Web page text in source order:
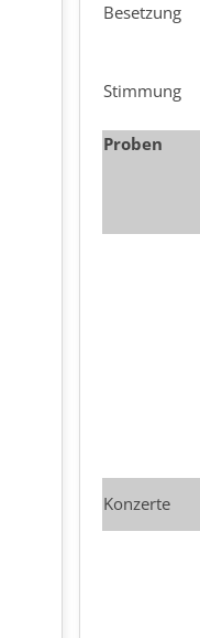
Besetzung
Stimmung
Proben
Konzerte